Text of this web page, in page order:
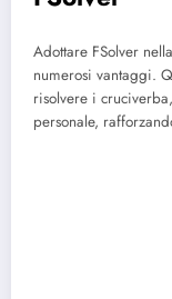
Adottare FSolver
numerosi vantaggi.
risolvere i
personale,